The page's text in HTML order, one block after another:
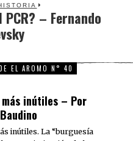
– Fernando
EL AROMO N° 40
más inútiles – Por
inútiles. La “burguesía